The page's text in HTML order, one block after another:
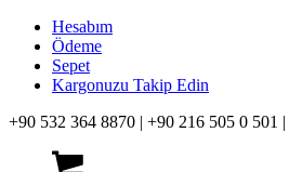
Hesabım
Ödeme
Sepet
Kargonuzu Takip Edin
+90 532 364 8870 | +90 216 505 0 501 |